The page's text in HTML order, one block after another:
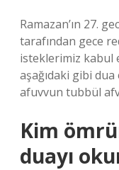
Ramazan’ın 27.
tarafından gece
isteklerimiz kabul
aşağıdaki gibi
afuvvun tubbül
Kim
duayı